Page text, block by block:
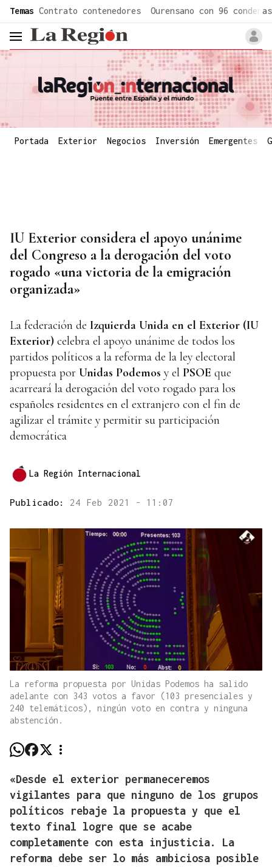
Temas Contrato contenedores Ourensano con 96 condenas
header.menu.open
Portada Exterior Negocios Inversión Emergentes
IU Exterior considera el apoyo unánime
del Congreso a la derogación del voto
rogado «una victoria de la emigración
organizada»
La federación de Izquierda Unida en el Exterior (IU
Exterior) celebra el apoyo unánime de todos los
partidos políticos a la reforma de la ley electoral
propuesta por Unidas Podemos y el PSOE que
acarreará la derogación del voto rogado para los
españoles residentes en el extranjero con el fin de
agilizar el trámite y permitir su participación
democrática
La Región Internacional
Publicado: 24 Feb 2021 - 11:07
La reforma propuesta por Unidas Podemos ha salido
adelante con 343 votos a favor (103 presenciales y
240 telemáticos), ningún voto en contra y ninguna
abstención.
«Desde el exterior permaneceremos
vigilantes para que ninguno de los grupos
políticos rebaje la propuesta y que el
texto final logre que se acabe
completamente con esta injusticia. La
reforma debe ser lo más ambiciosa posible